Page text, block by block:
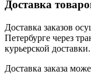
Доставка
Доставка заказов
Петербурге через
курьерской доставки.
Доставка заказа